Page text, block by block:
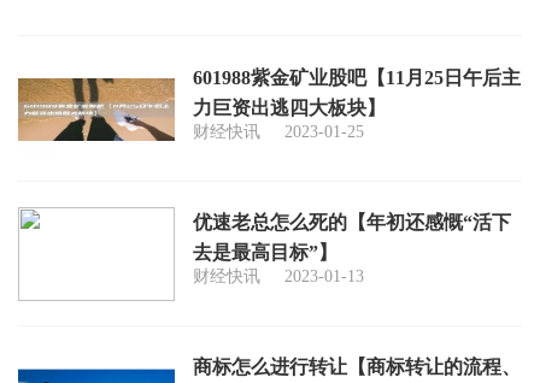
601988紫金矿业股吧【11月25日午后主
力巨资出逃四大板块】
财经快讯 2023-01-25
优速老总怎么死的【年初还感慨“活下
去是最高目标”】
财经快讯 2023-01-13
商标怎么进行转让【商标转让的流程、